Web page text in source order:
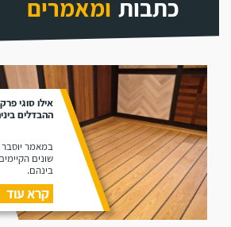
כתבות ומאמרים
אילו סוגי
ההבדלים
במאמר יוסבר
שונים
בינהם.
קרא עוד